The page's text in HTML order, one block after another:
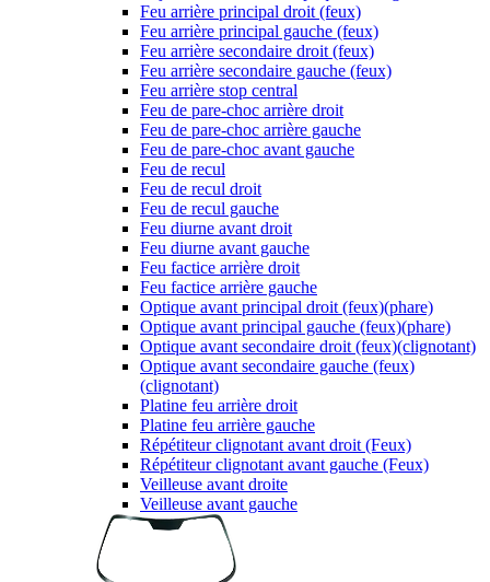
Feu arrière principal droit (feux)
Feu arrière principal gauche (feux)
Feu arrière secondaire droit (feux)
Feu arrière secondaire gauche (feux)
Feu arrière stop central
Feu de pare-choc arrière droit
Feu de pare-choc arrière gauche
Feu de pare-choc avant gauche
Feu de recul
Feu de recul droit
Feu de recul gauche
Feu diurne avant droit
Feu diurne avant gauche
Feu factice arrière droit
Feu factice arrière gauche
Optique avant principal droit (feux)(phare)
Optique avant principal gauche (feux)(phare)
Optique avant secondaire droit (feux)(clignotant)
Optique avant secondaire gauche (feux)
(clignotant)
Platine feu arrière droit
Platine feu arrière gauche
Répétiteur clignotant avant droit (Feux)
Répétiteur clignotant avant gauche (Feux)
Veilleuse avant droite
Veilleuse avant gauche